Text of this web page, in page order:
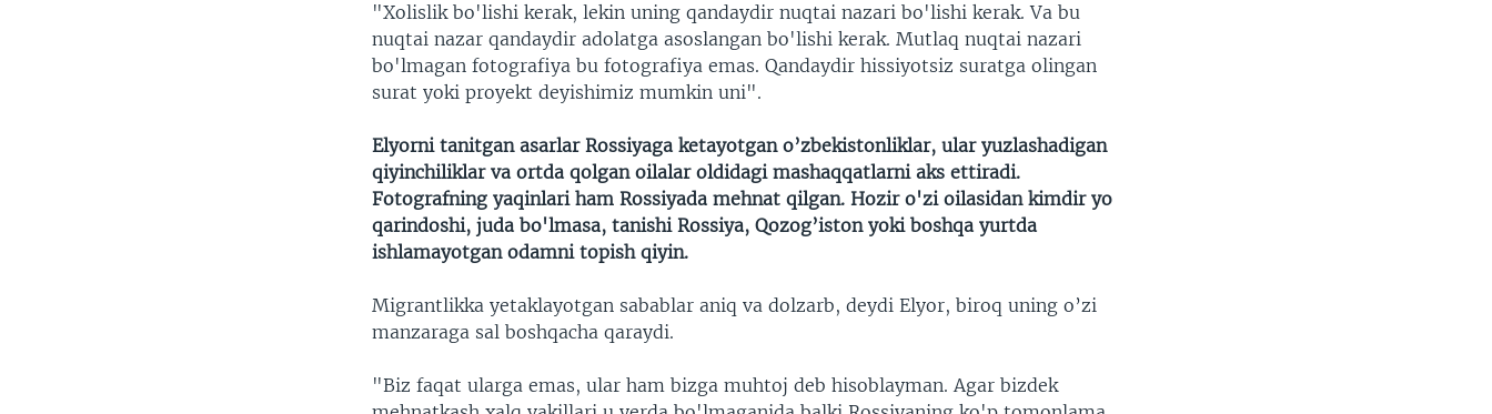
"Xolislik bo'lishi kerak, lekin uning qandaydir nuqtai nazari bo'lishi kerak. Va bu
nuqtai nazar qandaydir adolatga asoslangan bo'lishi kerak. Mutlaq nuqtai nazari
bo'lmagan fotografiya bu fotografiya emas. Qandaydir hissiyotsiz suratga olingan
surat yoki proyekt deyishimiz mumkin uni".
Elyorni tanitgan asarlar Rossiyaga ketayotgan o’zbekistonliklar, ular yuzlashadigan
qiyinchiliklar va ortda qolgan oilalar oldidagi mashaqqatlarni aks ettiradi.
Fotografning yaqinlari ham Rossiyada mehnat qilgan. Hozir o'zi oilasidan kimdir yo
qarindoshi, juda bo'lmasa, tanishi Rossiya, Qozog’iston yoki boshqa yurtda
ishlamayotgan odamni topish qiyin.
Migrantlikka yetaklayotgan sabablar aniq va dolzarb, deydi Elyor, biroq uning o’zi
manzaraga sal boshqacha qaraydi.
"Biz faqat ularga emas, ular ham bizga muhtoj deb hisoblayman. Agar bizdek